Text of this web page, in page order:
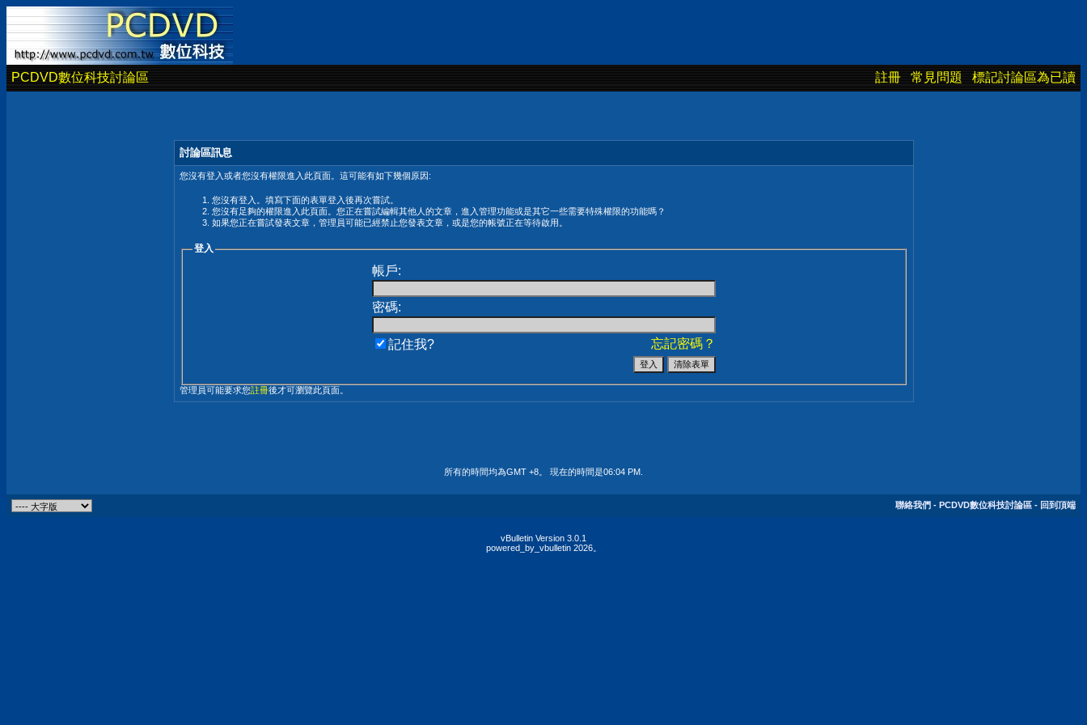
PCDVD數位科技討論區 註冊 常見問題 標記討論區為已讀
討論區訊息
您沒有登入或者您沒有權限進入此頁面。這可能有如下幾個原因:
您沒有登入。填寫下面的表單登入後再次嘗試。
您沒有足夠的權限進入此頁面。您正在嘗試編輯其他人的文章，進入管理功能或是其它一些需要特殊權限的功能嗎？
如果您正在嘗試發表文章，管理員可能已經禁止您發表文章，或是您的帳號正在等待啟用。
登入
帳戶:
密碼:
忘記密碼？
記住我?
管理員可能要求您註冊後才可瀏覽此頁面。
所有的時間均為GMT +8。 現在的時間是06:04 PM
聯絡我們 - PCDVD數位科技討論區 - 回到頂端
vBulletin Version 3.0.1
powered_by_vbulletin 2026。